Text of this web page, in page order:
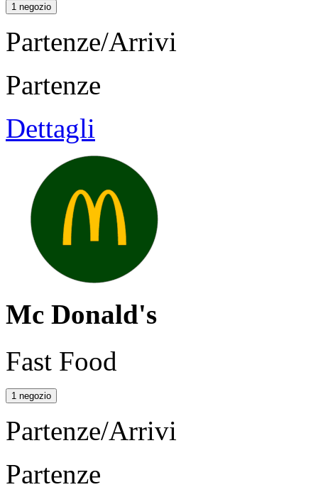
1 negozio
Partenze/Arrivi
Partenze
Dettagli
Mc Donald's
Fast Food
1 negozio
Partenze/Arrivi
Partenze